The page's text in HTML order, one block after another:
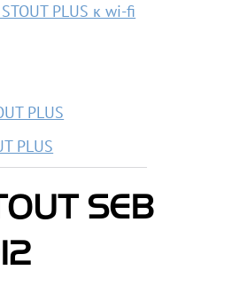
PLUS к wi-fi
PLUS
PLUS
SEB